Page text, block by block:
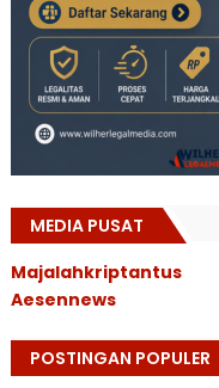
MEDIA PUSAT
Majalahkriptantus
Aesennews
POSTINGAN POPULER